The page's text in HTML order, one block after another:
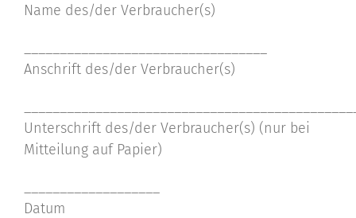
Name des/der Verbraucher(s)
Anschrift des/der Verbraucher(s)
Unterschrift des/der Verbraucher(s) (nur bei
Mitteilung auf Papier)
Datum